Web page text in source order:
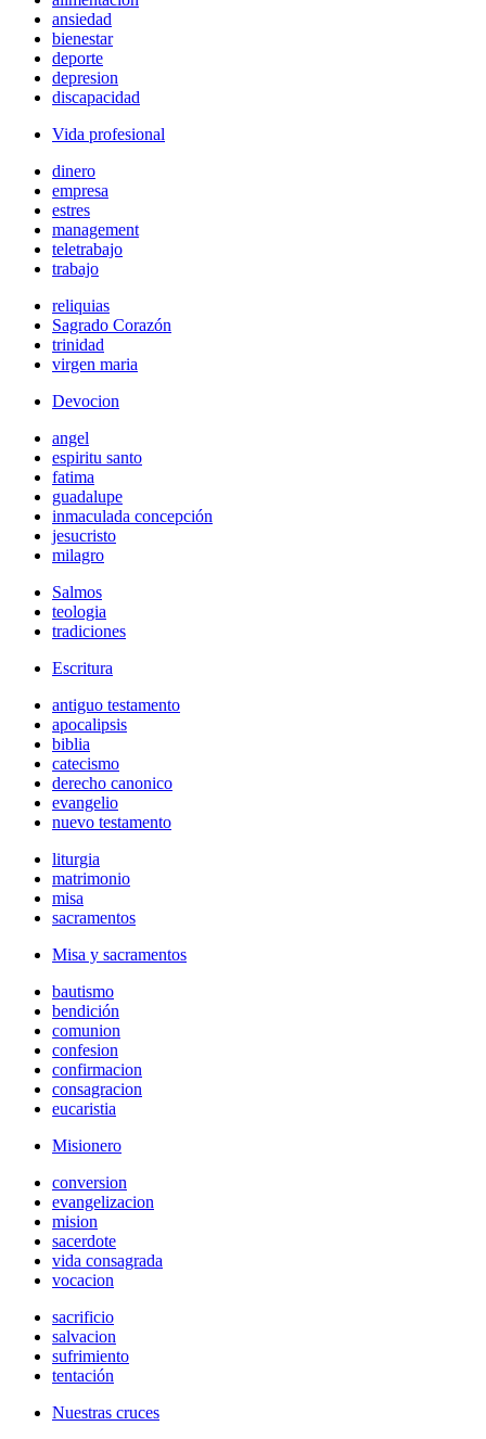
ansiedad
bienestar
deporte
depresion
discapacidad
Vida profesional
dinero
empresa
estres
management
teletrabajo
trabajo
reliquias
Sagrado Corazón
trinidad
virgen maria
Devocion
angel
espiritu santo
fatima
guadalupe
inmaculada concepción
jesucristo
milagro
Salmos
teologia
tradiciones
Escritura
antiguo testamento
apocalipsis
biblia
catecismo
derecho canonico
evangelio
nuevo testamento
liturgia
matrimonio
misa
sacramentos
Misa y sacramentos
bautismo
bendición
comunion
confesion
confirmacion
consagracion
eucaristia
Misionero
conversion
evangelizacion
mision
sacerdote
vida consagrada
vocacion
sacrificio
salvacion
sufrimiento
tentación
Nuestras cruces